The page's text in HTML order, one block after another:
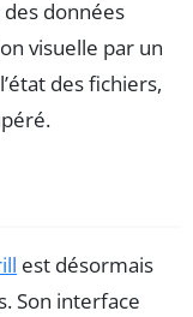
données
visuelle par un
des fichiers,
est désormais
Son interface